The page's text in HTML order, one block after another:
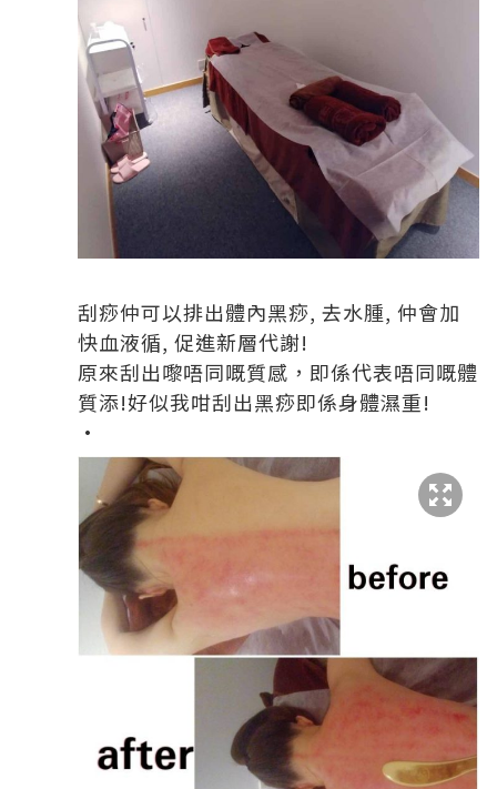
刮痧仲可以排出體內黑痧, 去水腫, 仲會加
快血液循, 促進新層代謝!
原來刮出嚟唔同嘅質感，即係代表唔同嘅體
質添!好似我咁刮出黑痧即係身體濕重!
·